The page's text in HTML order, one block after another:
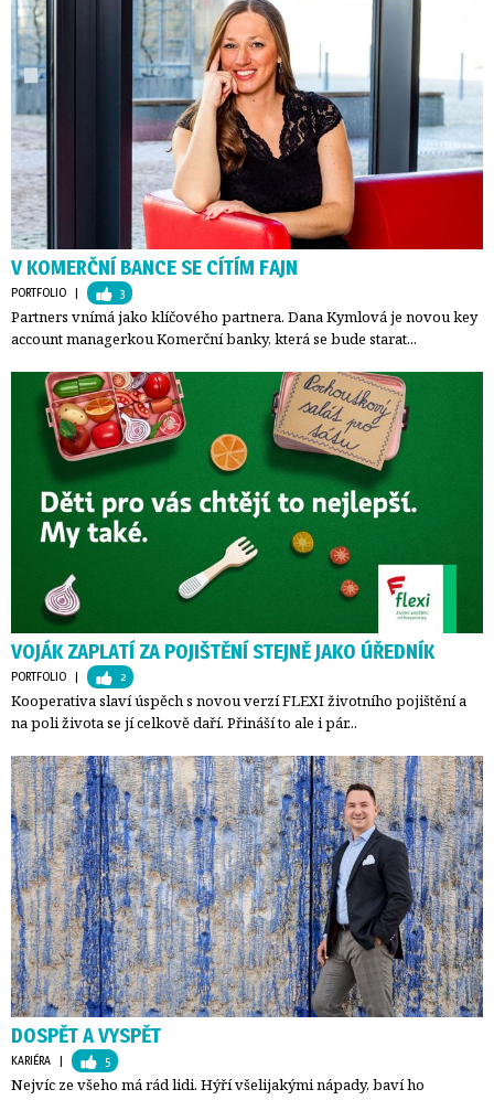
V KOMERČNÍ BANCE SE CÍTÍM FAJN
PORTFOLIO | 3
Partners vnímá jako klíčového partnera. Dana Kymlová je novou key
account managerkou Komerční banky, která se bude starat...
VOJÁK ZAPLATÍ ZA POJIŠTĚNÍ STEJNĚ JAKO ÚŘEDNÍK
PORTFOLIO | 2
Kooperativa slaví úspěch s novou verzí FLEXI životního pojištění a
na poli života se jí celkově daří. Přináší to ale i pár...
DOSPĚT A VYSPĚT
KARIÉRA | 5
Nejvíc ze všeho má rád lidi. Hýří všelijakými nápady, baví ho